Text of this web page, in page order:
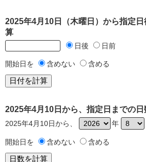
2025年4月10日（木曜日）から指定
算
日後 日前
開始日を 含めない 含める
2025年4月10日から、指定日までの日
2025年4月10日から、 年
開始日を 含めない 含める